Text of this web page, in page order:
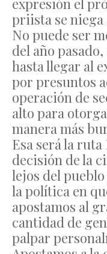
expresión el
priista se
No puede ser
del año
hasta llegar al
por presuntos
operación de
alto para
manera más
Esa será la
decisión de la
lejos del
la política en
apostamos al
cantidad de
palpar